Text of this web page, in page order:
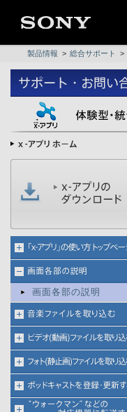
製品情報 > 総合サポート >
画面各部の説明